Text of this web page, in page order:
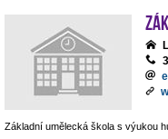
Základní umělecká škola s výukou